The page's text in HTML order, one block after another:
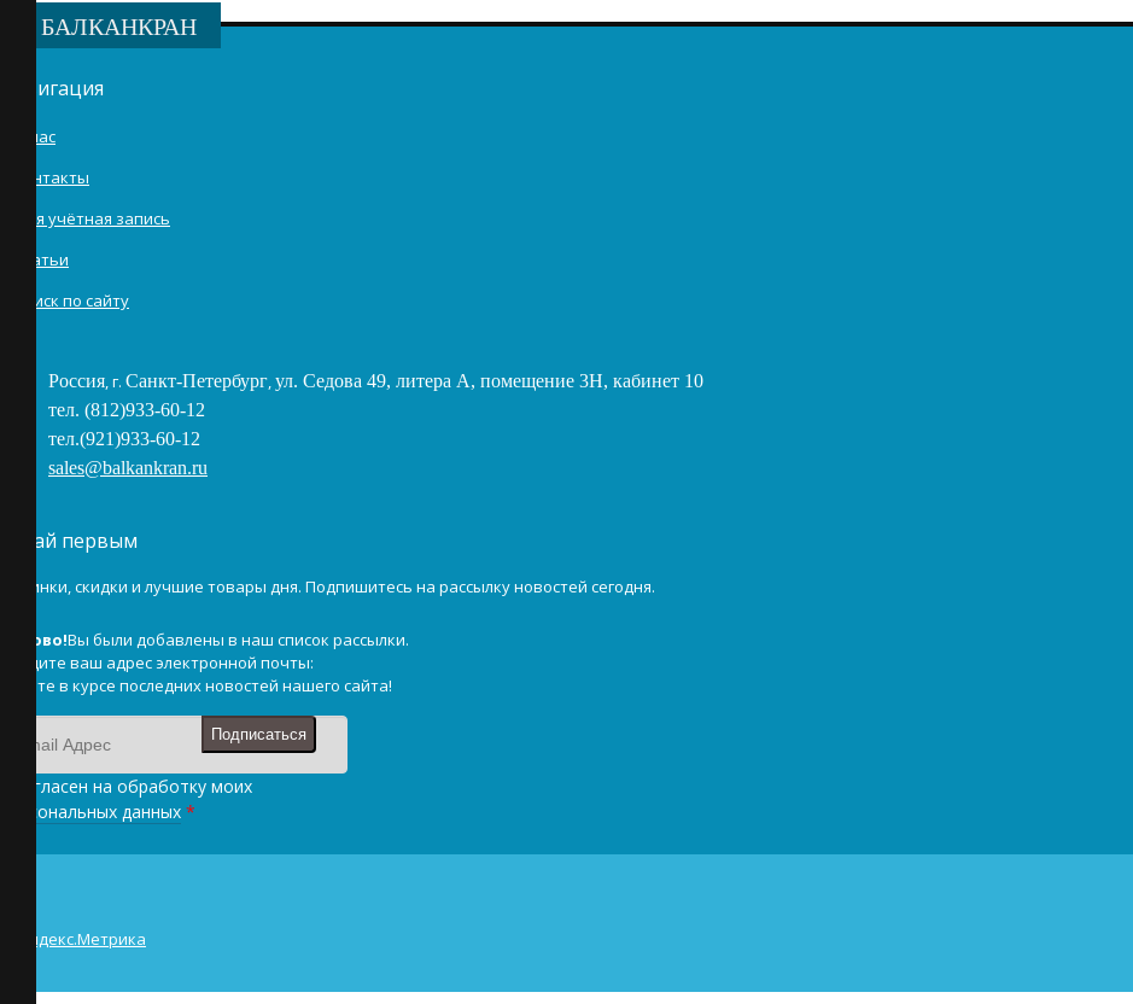
БАЛКАНКРАН
Навигация
О нас
Контакты
Моя учётная запись
Статьи
Поиск по сайту
Россия, г. Санкт-Петербург,ул. Седова 49, литера А, помещение 3Н, кабинет 10
тел. (812)933-60-12
тел.(921)933-60-12
sales@balkankran.ru
Узнай первым
Новинки, скидки и лучшие товары дня. Подпишитесь на рассылку новостей сегодня.
Готово!Вы были добавлены в наш список рассылки.
Введите ваш адрес электронной почты:
Будьте в курсе последних новостей нашего сайта!
Я согласен на обработку моих
персональных данных *
Подписаться